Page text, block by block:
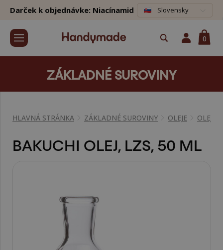
Darček k objednávke: Niacínamid Slovensky
0
ZÁKLADNÉ SUROVINY
HLAVNÁ STRÁNKA ZÁKLADNÉ SUROVINY OLEJE OLEJE
BAKUCHI OLEJ, LZS, 50 ML